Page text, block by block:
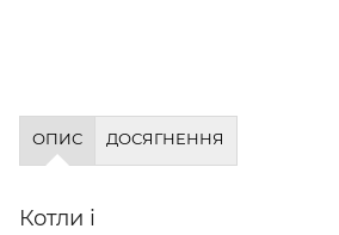
ОПИС ДОСЯГНЕННЯ
Котли і